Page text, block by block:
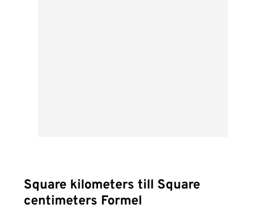
Square kilometers till Square
centimeters Formel